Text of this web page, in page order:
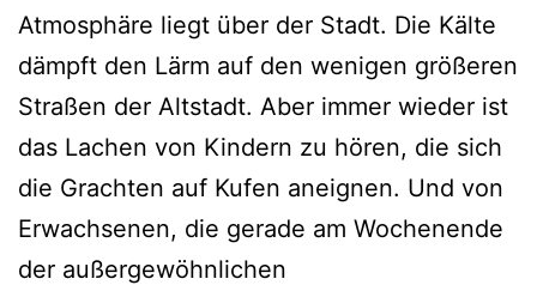
Atmosphäre liegt über der Stadt. Die Kälte
dämpft den Lärm auf den wenigen größeren
Straßen der Altstadt. Aber immer wieder ist
das Lachen von Kindern zu hören, die sich
die Grachten auf Kufen aneignen. Und von
Erwachsenen, die gerade am Wochenende
der außergewöhnlichen